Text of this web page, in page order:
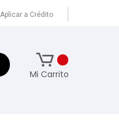
Aplicar a Crédito
Mi Carrito